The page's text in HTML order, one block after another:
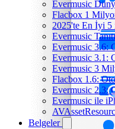
Evermusic
Flacbox 1
2025'te En İyi 5
Evermusic
Evermusic 3.6:
Evermusic 3.1:
Evermusic 3
Flacbox 1.6:
Evermusic 2.3:
Evermusic ile
Belgeler